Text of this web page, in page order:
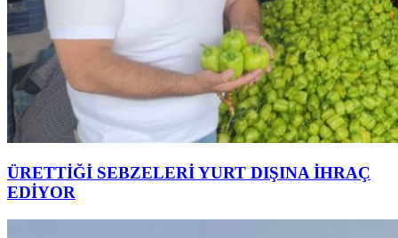
ÜRETTİĞİ SEBZELERİ YURT DIŞINA İHRAÇ
EDİYOR